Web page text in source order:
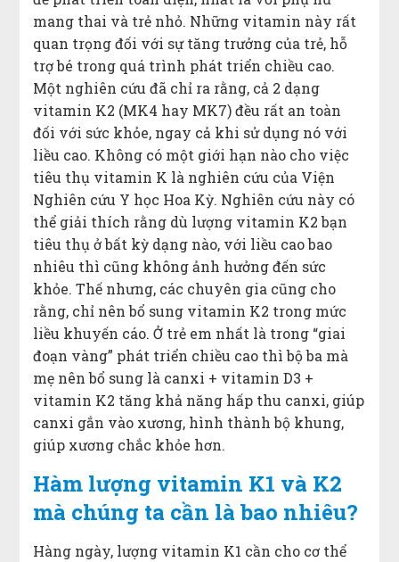
mang thai và trẻ nhỏ. Những vitamin này rất
quan trọng đối với sự tăng trưởng của trẻ, hỗ
trợ bé trong quá trình phát triển chiều cao.
Một nghiên cứu đã chỉ ra rằng, cả 2 dạng
vitamin K2 (MK4 hay MK7) đều rất an toàn
đối với sức khỏe, ngay cả khi sử dụng nó với
liều cao. Không có một giới hạn nào cho việc
tiêu thụ vitamin K là nghiên cứu của Viện
Nghiên cứu Y học Hoa Kỳ. Nghiên cứu này có
thể giải thích rằng dù lượng vitamin K2 bạn
tiêu thụ ở bất kỳ dạng nào, với liều cao bao
nhiêu thì cũng không ảnh hưởng đến sức
khỏe. Thế nhưng, các chuyên gia cũng cho
rằng, chỉ nên bổ sung vitamin K2 trong mức
liều khuyến cáo. Ở trẻ em nhất là trong “giai
đoạn vàng” phát triển chiều cao thì bộ ba mà
mẹ nên bổ sung là canxi + vitamin D3 +
vitamin K2 tăng khả năng hấp thu canxi, giúp
canxi gắn vào xương, hình thành bộ khung,
giúp xương chắc khỏe hơn.
Hàm lượng vitamin K1 và K2
mà chúng ta cần là bao nhiêu?
Hàng ngày, lượng vitamin K1 cần cho cơ thể